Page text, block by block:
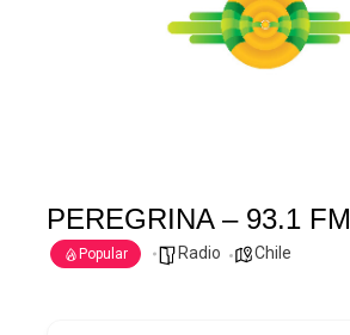
PEREGRINA – 93.1 FM
Popular Radio Chile